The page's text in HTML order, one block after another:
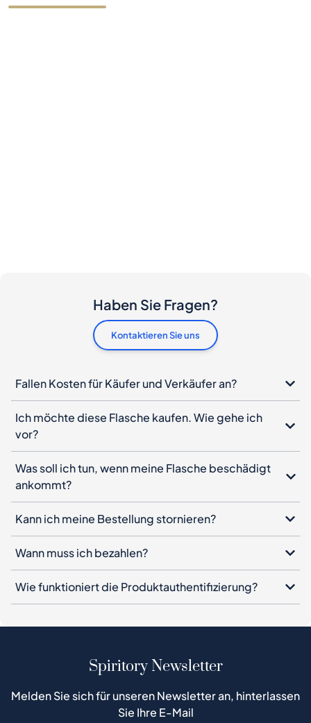
Haben Sie Fragen?
Kontaktieren Sie uns
Fallen Kosten für Käufer und Verkäufer an?
Ich möchte diese Flasche kaufen. Wie gehe ich
vor?
Was soll ich tun, wenn meine Flasche beschädigt
ankommt?
Kann ich meine Bestellung stornieren?
Wann muss ich bezahlen?
Wie funktioniert die Produktauthentifizierung?
Spiritory Newsletter
Melden Sie sich für unseren Newsletter an, hinterlassen
Sie Ihre E-Mail